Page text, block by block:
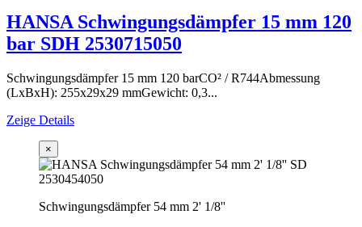
HANSA Schwingungsdämpfer 15 mm 120
bar SDH 2530715050
Schwingungsdämpfer 15 mm 120 barCO² / R744Abmessung
(LxBxH): 255x29x29 mmGewicht: 0,3...
Zeige Details
×
Schwingungsdämpfer 54 mm 2' 1/8''